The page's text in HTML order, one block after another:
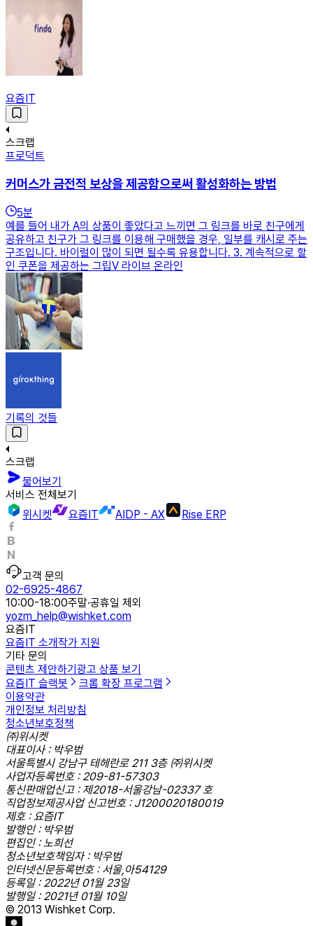
요즘IT
스크랩
프로덕트
커머스가 금전적 보상을 제공함으로써 활성화하는 방법
5분
예를 들어 내가 A의 상품이 좋았다고 느끼면 그 링크를 바로 친구에게
공유하고 친구가 그 링크를 이용해 구매했을 경우, 일부를 캐시로 주는
구조입니다. 바이럴이 많이 되면 될수록 유용합니다. 3. 계속적으로 할
인 쿠폰을 제공하는 그립V 라이브 온라인
기록의 것들
스크랩
물어보기
서비스 전체보기
위시켓
요즘IT AIDP - AX Rise ERP
고객 문의
02-6925-4867
10:00-18:00주말·공휴일 제외
yozm_help@wishket.com
요즘IT
요즘IT 소개작가 지원
기타 문의
콘텐츠 제안하기광고 상품 보기
요즘IT 슬랙봇
크롬 확장 프로그램
이용약관
개인정보 처리방침
청소년보호정책
㈜위시켓
대표이사 : 박우범
서울특별시 강남구 테헤란로 211 3층 ㈜위시켓
사업자등록번호 : 209-81-57303
통신판매업신고 : 제2018-서울강남-02337 호
직업정보제공사업 신고번호 : J1200020180019
제호 : 요즘IT
발행인 : 박우범
편집인 : 노희선
청소년보호책임자 : 박우범
인터넷신문등록번호 : 서울,아54129
등록일 : 2022년 01월 23일
발행일 : 2021년 01월 10일
© 2013 Wishket Corp.